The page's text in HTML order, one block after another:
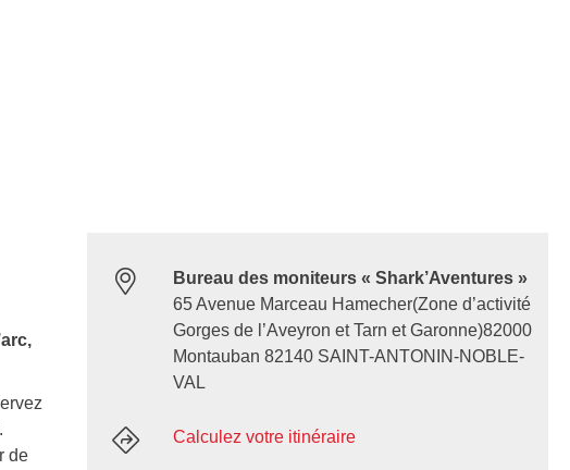
de
Bureau des moniteurs « Shark’Aventures »
65 Avenue Marceau Hamecher(Zone d’activité
Gorges de l’Aveyron et Tarn et Garonne)82000
Montauban 82140 SAINT-ANTONIN-NOBLE-
VAL
Calculez votre itinéraire